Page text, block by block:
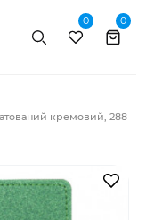
Пошук
0 0
кремовий, 288
В